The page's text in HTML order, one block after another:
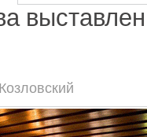
выставлен